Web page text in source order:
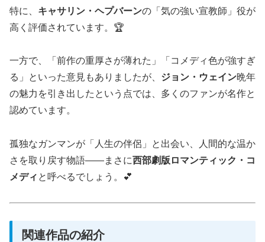
特に、 キャサリン・ヘプバーンの「気の強い宣教師」役が
高く評価されています。🏆
一方で、「前作の重厚さが薄れた」「コメディ色が強すぎ
る」といった意見もありましたが、 ジョン・ウェイン晩年
の魅力を引き出したという点では、多くのファンが名作と
認めています。
孤独なガンマンが「人生の伴侶」と出会い、人間的な温か
さを取り戻す物語――まさに西部劇版ロマンティック・コ
メディ と呼べるでしょう。💕
関連作品の紹介